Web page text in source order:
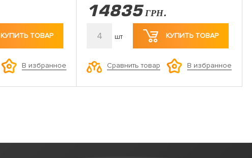
КУПИТЬ ТОВАР
В избранное
14835 ГРН.
4 шт КУПИТЬ ТОВАР
Сравнить товар В избранное